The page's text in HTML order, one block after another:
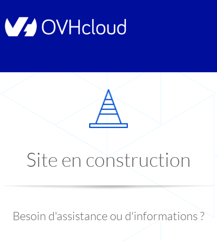
Site en construction
Besoin d'assistance ou d'informations ?